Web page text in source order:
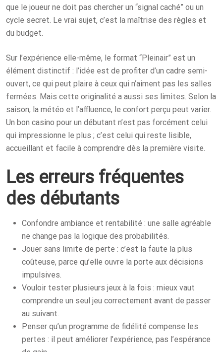
que le joueur ne doit pas chercher un “signal caché” ou un
cycle secret. Le vrai sujet, c’est la maîtrise des règles et
du budget.
Sur l’expérience elle-même, le format “Pleinair” est un
élément distinctif : l’idée est de profiter d’un cadre semi-
ouvert, ce qui peut plaire à ceux qui n’aiment pas les salles
fermées. Mais cette originalité a aussi ses limites. Selon la
saison, la météo et l’affluence, le confort perçu peut varier.
Un bon casino pour un débutant n’est pas forcément celui
qui impressionne le plus ; c’est celui qui reste lisible,
accueillant et facile à comprendre dès la première visite.
Les erreurs fréquentes
des débutants
Confondre ambiance et rentabilité : une salle agréable
ne change pas la logique des probabilités.
Jouer sans limite de perte : c’est la faute la plus
coûteuse, parce qu’elle ouvre la porte aux décisions
impulsives.
Vouloir tester plusieurs jeux à la fois : mieux vaut
comprendre un seul jeu correctement avant de passer
au suivant.
Penser qu’un programme de fidélité compense les
pertes : il peut améliorer l’expérience, pas l’espérance